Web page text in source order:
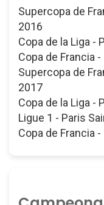
Supercopa de
2016
Copa de la Liga -
Copa de Francia
Supercopa de
2017
Copa de la Liga -
Ligue 1 - Paris
Copa de Francia